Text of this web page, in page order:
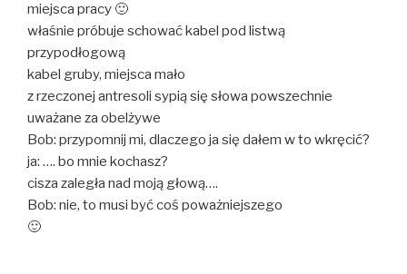
miejsca pracy 🙂
właśnie próbuje schować kabel pod listwą
przypodłogową
kabel gruby, miejsca mało
z rzeczonej antresoli sypią się słowa powszechnie
uważane za obelżywe
Bob: przypomnij mi, dlaczego ja się dałem w to wkręcić?
ja: …. bo mnie kochasz?
cisza zaległa nad moją głową….
Bob: nie, to musi być coś poważniejszego
🙂